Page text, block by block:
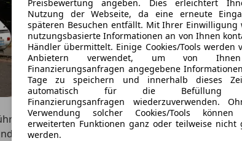
Preisbewertung angeben. Dies erleichtert
Nutzung der Webseite, da eine erneute
späteren Besuchen entfällt. Mit Ihrer Einwilligung
nutzungsbasierte Informationen an von Ihnen
Händler übermittelt. Einige Cookies/Tools werden
Anbietern verwendet, um von
Finanzierungsanfragen angegebene
Tage zu speichern und innerhalb dieses
automatisch für die Befüllung
Finanzierungsanfragen wiederzuverwenden.
Verwendung solcher Cookies/Tools können
erweiterten Funktionen ganz oder teilweise nicht
werden.
der Klasse B. Daher sind solche
ihres Designs.